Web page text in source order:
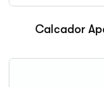
Calcador